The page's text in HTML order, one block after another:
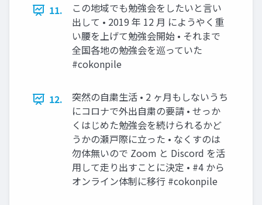
11.
この地域でも勉強会をしたいと言い
出して • 2019 年 12 月 にようやく重
い腰を上げて勉強会開始 • それまで
全国各地の勉強会を巡っていた
#cokonpile
12.
突然の自粛生活 • 2 ヶ月もしないうち
にコロナで外出自粛の要請 • せっか
くはじめた勉強会を続けられるかど
うかの瀬戸際に立った • なくすのは
勿体無いので Zoom と Discord を活
用して走り出すことに決定 • #4 から
オンライン体制に移行 #cokonpile